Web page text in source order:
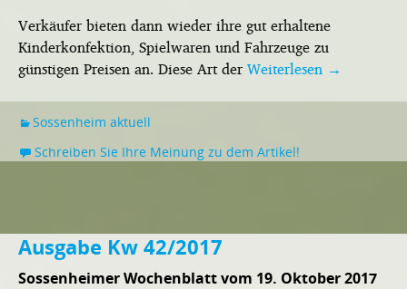
Verkäufer bieten dann wieder ihre gut erhaltene
Kinderkonfektion, Spielwaren und Fahrzeuge zu
günstigen Preisen an. Diese Art derWeiterlesen →
Sossenheim aktuell
Schreiben Sie Ihre Meinung zu dem Artikel!
Ausgabe Kw 42/2017
Sossenheimer Wochenblatt vom 19. Oktober 2017